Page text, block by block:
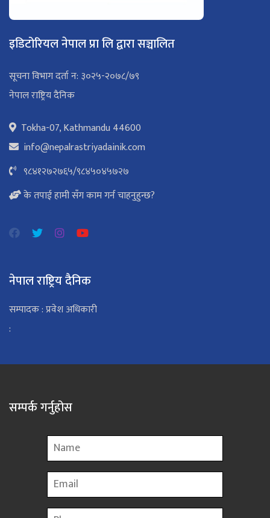
इडिटोरियल नेपाल प्रा लि द्वारा सञ्चालित
सूचना विभाग दर्ता न: ३०२५-२०७८/७९
नेपाल राष्ट्रिय दैनिक
Tokha-07, Kathmandu 44600
info@nepalrastriyadainik.com
९८४१२७२७६५/९८४५०४५७२७
के तपाई हामी सँग काम गर्न चाहनुहुन्छ?
नेपाल राष्ट्रिय दैनिक
सम्पादक : प्रवेश अधिकारी
:
सम्पर्क गर्नुहोस
Name
Email